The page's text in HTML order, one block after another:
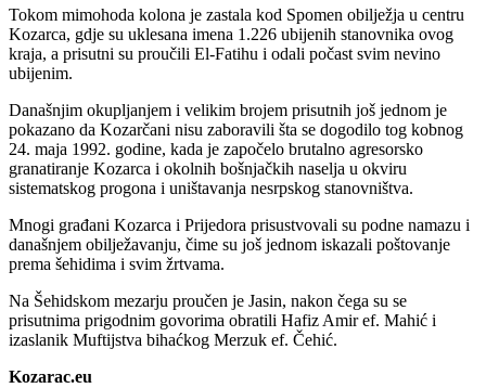
Tokom mimohoda kolona je zastala kod Spomen obilježja u centru
Kozarca, gdje su uklesana imena 1.226 ubijenih stanovnika ovog
kraja, a prisutni su proučili El-Fatihu i odali počast svim nevino
ubijenim.
Današnjim okupljanjem i velikim brojem prisutnih još jednom je
pokazano da Kozarčani nisu zaboravili šta se dogodilo tog kobnog
24. maja 1992. godine, kada je započelo brutalno agresorsko
granatiranje Kozarca i okolnih bošnjačkih naselja u okviru
sistematskog progona i uništavanja nesrpskog stanovništva.
Mnogi građani Kozarca i Prijedora prisustvovali su podne namazu i
današnjem obilježavanju, čime su još jednom iskazali poštovanje
prema šehidima i svim žrtvama.
Na Šehidskom mezarju proučen je Jasin, nakon čega su se
prisutnima prigodnim govorima obratili Hafiz Amir ef. Mahić i
izaslanik Muftijstva bihaćkog Merzuk ef. Čehić.
Kozarac.eu